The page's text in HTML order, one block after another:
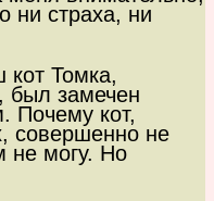
ни страха, ни
Томка,
был замечен
Почему кот,
совершенно не
не могу. Но